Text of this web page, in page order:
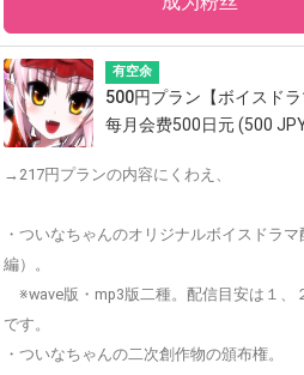
有空余
500円プラン【ボイスドラ
每月会费500日元 (500
→217円プランの内容にくわえ、
・ついなちゃんのオリジナルボイスドラマ
編）。
※wave版・mp3版二種。配信目安は１、
です。
・ついなちゃんの二次創作物の頒布権。